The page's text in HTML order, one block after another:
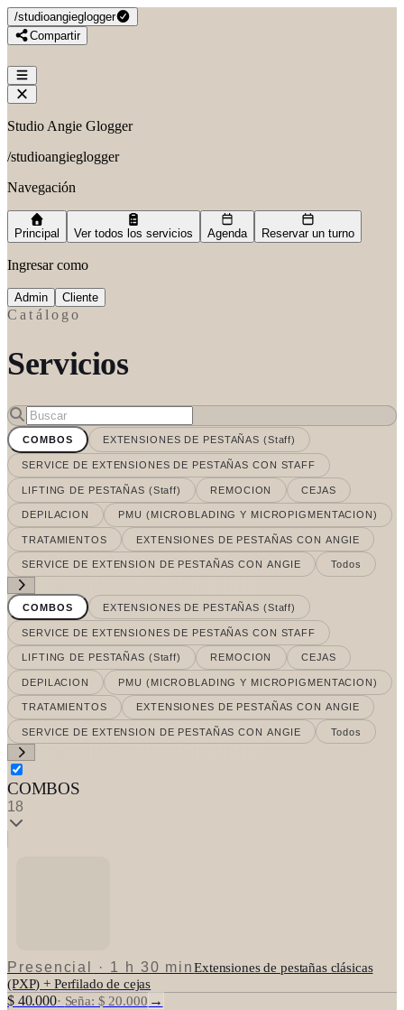
/studioangieglogger
Compartir
Studio Angie Glogger
/studioangieglogger
Navegación
Principal Ver todos los servicios Agenda Reservar un turno
Ingresar como
Admin Cliente
Catálogo
Servicios
COMBOS EXTENSIONES DE PESTAÑAS (Staff)
SERVICE DE EXTENSIONES DE PESTAÑAS CON STAFF
LIFTING DE PESTAÑAS (Staff) REMOCION CEJAS
DEPILACION PMU (MICROBLADING Y MICROPIGMENTACION)
TRATAMIENTOS EXTENSIONES DE PESTAÑAS CON ANGIE
SERVICE DE EXTENSION DE PESTAÑAS CON ANGIE Todos
COMBOS EXTENSIONES DE PESTAÑAS (Staff)
SERVICE DE EXTENSIONES DE PESTAÑAS CON STAFF
LIFTING DE PESTAÑAS (Staff) REMOCION CEJAS
DEPILACION PMU (MICROBLADING Y MICROPIGMENTACION)
TRATAMIENTOS EXTENSIONES DE PESTAÑAS CON ANGIE
SERVICE DE EXTENSION DE PESTAÑAS CON ANGIE Todos
COMBOS
18
Presencial · 1 h 30 minExtensiones de pestañas clásicas
(PXP) + Perfilado de cejas
$ 40.000· Seña: $ 20.000 →